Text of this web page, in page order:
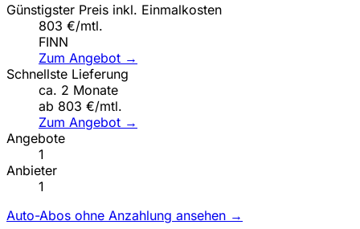
Günstigster Preis inkl. Einmalkosten
803 €/mtl.
FINN
Zum Angebot →
Schnellste Lieferung
ca. 2 Monate
ab 803 €/mtl.
Zum Angebot →
Angebote
1
Anbieter
1
Auto-Abos ohne Anzahlung ansehen →